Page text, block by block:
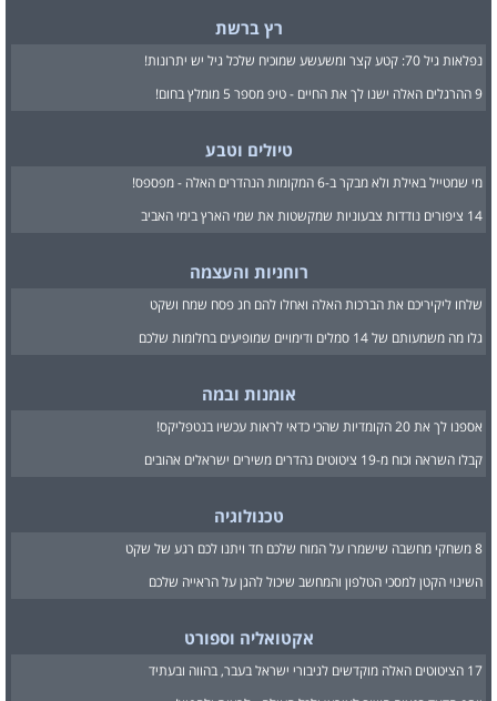
רץ ברשת
נפלאות גיל 70: קטע קצר ומשעשע שמוכיח שלכל גיל יש יתרונות!
9 ההרגלים האלה ישנו לך את החיים - טיפ מספר 5 מומלץ בחום!
טיולים וטבע
מי שמטייל באילת ולא מבקר ב-6 המקומות הנהדרים האלה - מפספס!
14 ציפורים נודדות צבעוניות שמקשטות את שמי הארץ בימי האביב
רוחניות והעצמה
שלחו ליקיריכם את הברכות האלה ואחלו להם חג פסח שמח ושקט
גלו מה משמעותם של 14 סמלים ודימויים שמופיעים בחלומות שלכם
אומנות ובמה
אספנו לך את 20 הקומדיות שהכי כדאי לראות עכשיו בנטפליקס!
קבלו השראה וכוח מ-19 ציטוטים נהדרים משירים ישראלים אהובים
טכנולוגיה
8 משחקי מחשבה שישמרו על המוח שלכם חד ויתנו לכם רגע של שקט
השינוי הקטן למסכי הטלפון והמחשב שיכול להגן על הראייה שלכם
אקטואליה וספורט
17 הציטוטים האלה מוקדשים לגיבורי ישראל בעבר, בהווה ובעתיד